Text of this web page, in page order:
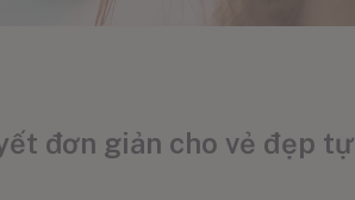
đơn giản cho vẻ đẹp tự